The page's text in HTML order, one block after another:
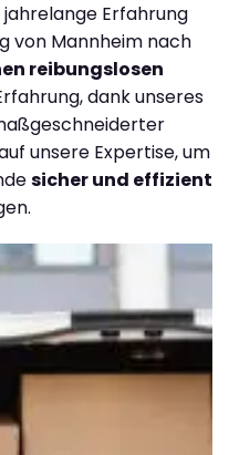
jahrelange Erfahrung
von Mannheim nach
reibungslosen
dank unseres
unsere Expertise, um
sicher und effizient